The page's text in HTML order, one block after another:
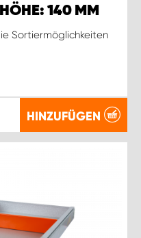
140 MM
Sortiermöglichkeiten
HINZUFÜGEN